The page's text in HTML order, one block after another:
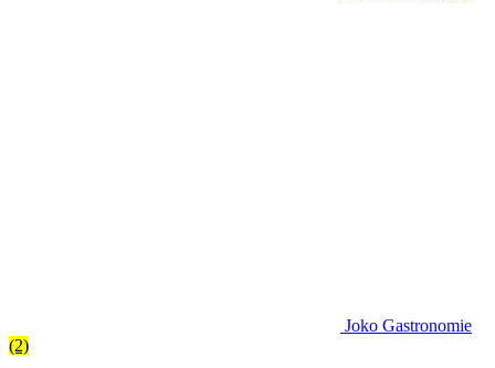
Joko Gastronomie
(2)